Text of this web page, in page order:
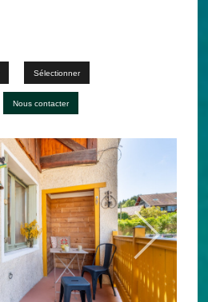
Sélectionner
Nous contacter